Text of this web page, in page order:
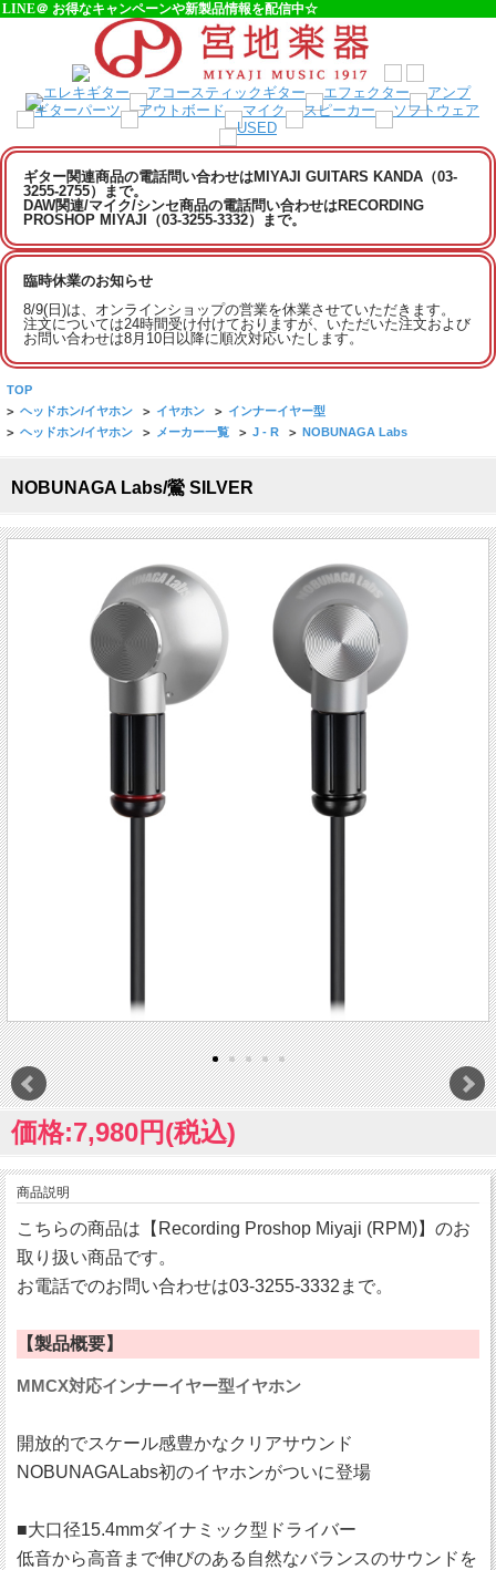
LINE＠ お得なキャンペーンや新製品情報を配信中☆
ギター関連商品の電話問い合わせはMIYAJI GUITARS KANDA（03-
3255-2755）まで。
DAW関連/マイク/シンセ商品の電話問い合わせはRECORDING
PROSHOP MIYAJI（03-3255-3332）まで。
臨時休業のお知らせ
8/9(日)は、オンラインショップの営業を休業させていただきます。
注文については24時間受け付けておりますが、いただいた注文および
お問い合わせは8月10日以降に順次対応いたします。
TOP
> ヘッドホン/イヤホン > イヤホン > インナーイヤー型
> ヘッドホン/イヤホン > メーカー一覧 > J - R > NOBUNAGA Labs
NOBUNAGA Labs/鶯 SILVER
価格:7,980円(税込)
商品説明
こちらの商品は【Recording Proshop Miyaji (RPM)】のお
取り扱い商品です。
お電話でのお問い合わせは03-3255-3332まで。
【製品概要】
MMCX対応インナーイヤー型イヤホン
開放的でスケール感豊かなクリアサウンド
NOBUNAGALabs初のイヤホンがついに登場
■大口径15.4mmダイナミック型ドライバー
低音から高音まで伸びのある自然なバランスのサウンドを